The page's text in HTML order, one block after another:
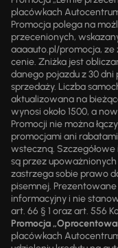
placówkach
Promocja polega na
przecenionych,
aaaauto.pl/promocja,
cenie. Zniżka jest
danego pojazdu z 30
sprzedaży. Liczba
aktualizowana na
wynosi około 1500, a
Promocji nie można
promocjami ani
wsteczną.
są przez
zastrzega sobie prawo
pisemnej.
informacyjny i nie
art. 66 § 1 oraz art. 556
Promocja
placówkach